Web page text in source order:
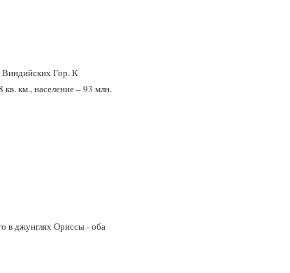
Виндийских Гор. К
км., население – 93 млн.
в джунглях Ориссы - оба